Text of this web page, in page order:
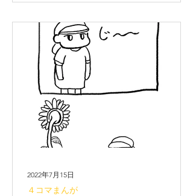
４コマまんが
2022年7月15日